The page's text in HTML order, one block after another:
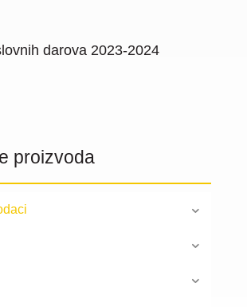
darova 2023-2024
proizvoda